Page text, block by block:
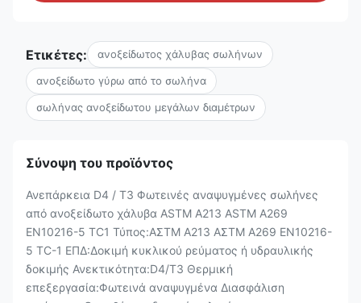
Ετικέτες: ανοξείδωτος χάλυβας σωλήνων
ανοξείδωτο γύρω από το σωλήνα
σωλήνας ανοξείδωτου μεγάλων διαμέτρων
Σύνοψη του προϊόντος
Ανεπάρκεια D4 / T3 Φωτεινές αναψυγμένες σωλήνες
από ανοξείδωτο χάλυβα ASTM A213 ASTM A269
EN10216-5 TC1 Τύπος:ΑΣTM A213 ΑΣTM A269 EN10216-
5 ΤC-1 ΕΠΔ:Δοκιμή κυκλικού ρεύματος ή υδραυλικής
δοκιμής Ανεκτικότητα:D4/T3 Θερμική
επεξεργασία:Φωτεινά αναψυγμένα Διασφάλιση